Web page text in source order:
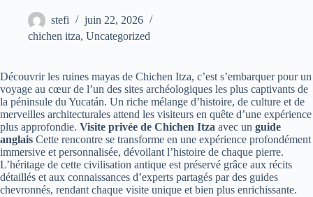
stefi
juin 22, 2026
chichen itza, Uncategorized
Découvrir les ruines mayas de Chichen Itza, c’est s’embarquer pour un
voyage au cœur de l’un des sites archéologiques les plus captivants de
la péninsule du Yucatán. Un riche mélange d’histoire, de culture et de
merveilles architecturales attend les visiteurs en quête d’une expérience
plus approfondie. Visite privée de Chichen Itza avec un guide
anglais Cette rencontre se transforme en une expérience profondément
immersive et personnalisée, dévoilant l’histoire de chaque pierre.
L’héritage de cette civilisation antique est préservé grâce aux récits
détaillés et aux connaissances d’experts partagés par des guides
chevronnés, rendant chaque visite unique et bien plus enrichissante.